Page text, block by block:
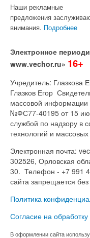
Наши рекламные
предложения
внимания. Подробнее
Электронное
www.vechor.ru» 16+
Учредитель: Глазкова
Глазков Егор
массовой информации
№ФС77-40195 от 15
службой по надзору в
технологий и
Электронная почта:
302526, Орловская
30. Телефон - +7 991
сайта запрещается
Политика
Согласие на
В оформлении сайта